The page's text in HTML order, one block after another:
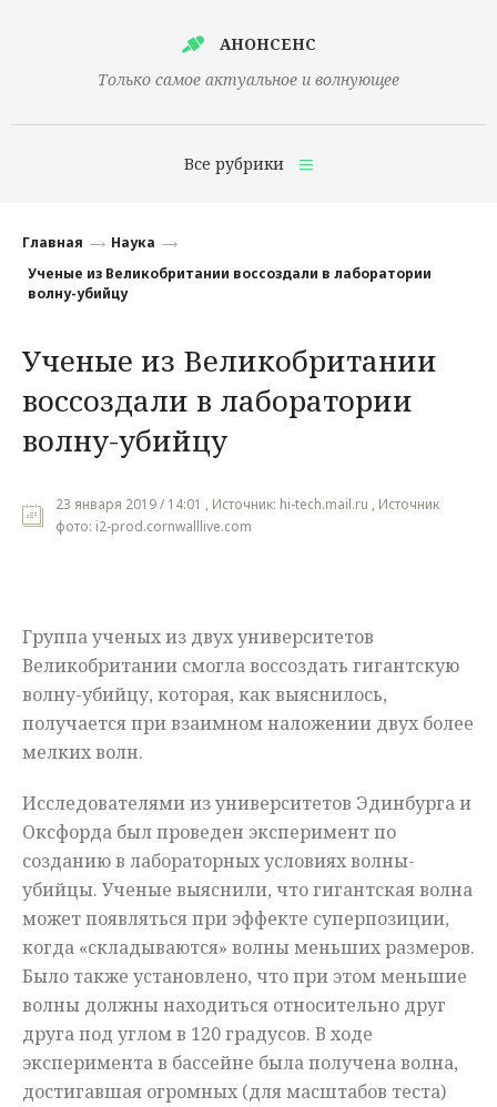
АНОНСЕНС
Только самое актуальное и волнующее
Все рубрики
Финансы
Наука
Культура
Общество
Мнения
Главная
Наука
Ученые из Великобритании воссоздали в лаборатории
волну-убийцу
Ученые из Великобритании
воссоздали в лаборатории
волну-убийцу
23 января 2019 / 14:01 , Источник: hi-tech.mail.ru , Источник
фото: i2-prod.cornwalllive.com
Группа ученых из двух университетов
Великобритании смогла воссоздать гигантскую
волну-убийцу, которая, как выяснилось,
получается при взаимном наложении двух более
мелких волн.
Исследователями из университетов Эдинбурга и
Оксфорда был проведен эксперимент по
созданию в лабораторных условиях волны-
убийцы. Ученые выяснили, что гигантская волна
может появляться при эффекте суперпозиции,
когда «складываются» волны меньших размеров.
Было также установлено, что при этом меньшие
волны должны находиться относительно друг
друга под углом в 120 градусов. В ходе
эксперимента в бассейне была получена волна,
достигавшая огромных (для масштабов теста)